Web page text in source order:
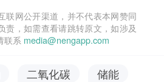
联网公开渠道，并不代表本网赞同
责，如需查看请跳转原文，如涉及
联系 media@nengapp.com
二氧化碳 储能